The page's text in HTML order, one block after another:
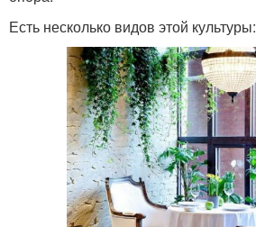
Есть несколько видов этой культуры: